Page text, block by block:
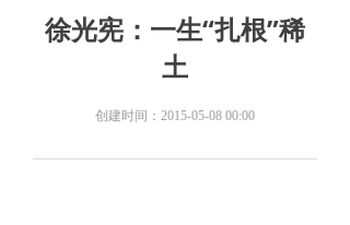
徐光宪：一生“扎根”稀
土
创建时间： 2015-05-08 00:00